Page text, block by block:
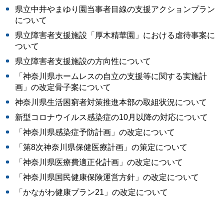
県立中井やまゆり園当事者目線の支援アクションプラン
について
県立障害者支援施設「厚木精華園」における虐待事案に
ついて
県立障害者支援施設の方向性について
「神奈川県ホームレスの自立の支援等に関する実施計
画」の改定骨子案について
神奈川県生活困窮者対策推進本部の取組状況について
新型コロナウイルス感染症の10月以降の対応について
「神奈川県感染症予防計画」の改定について
「第8次神奈川県保健医療計画」の策定について
「神奈川県医療費適正化計画」の改定について
「神奈川県国民健康保険運営方針」の改定について
「かながわ健康プラン21」の改定について